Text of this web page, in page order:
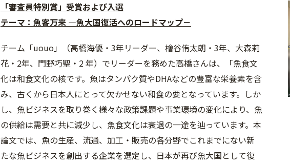
「審査員特別賞」受賞および入選
テーマ：魚客万来 ―魚大国復活へのロードマップ－
チーム「uouo」（高橋海優・3年リーダー、檜谷侑太朗・3年、大森莉
花・2年、門野巧聖・2 年）でリーダーを務めた高橋さんは、「魚食文
化は和食文化の核です。魚はタンパク質やDHAなどの豊富な栄養素を含
み、古くから日本人にとって欠かせない和食の要となっています。しか
し、魚ビジネスを取り巻く様々な政策課題や事業環境の変化により、魚
の供給は需要と共に減少し、魚食文化は衰退の一途を辿っています。本
論文では、魚の生産、流通、加工・販売の各分野でこれまでにない新
たな魚ビジネスを創出する企業を選定し、日本が再び魚大国として復